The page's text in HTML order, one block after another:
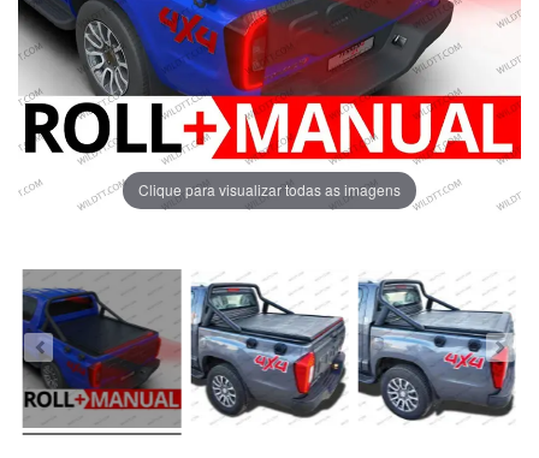
Clique para visualizar todas as imagens